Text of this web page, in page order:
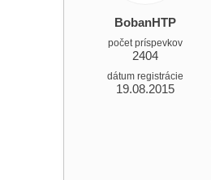
BobanHTP
počet príspevkov
2404
dátum registrácie
19.08.2015